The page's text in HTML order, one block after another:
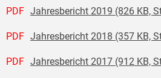
PDF Jahresbericht 2019 (826 KB,
PDF Jahresbericht 2018 (357 KB,
PDF Jahresbericht 2017 (912 KB,